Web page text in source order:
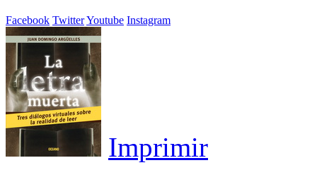
Facebook TwitterYoutube Instagram
Imprimir